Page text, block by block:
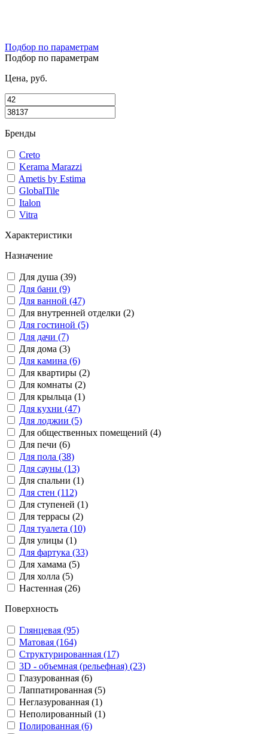
Подбор по параметрам
Подбор по параметрам
Цена, руб.
Бренды
Creto
Kerama Marazzi
Ametis by Estima
GlobalTile
Italon
Vitra
Характеристики
Назначение
Для душа (39)
Для бани (9)
Для ванной (47)
Для внутренней отделки (2)
Для гостиной (5)
Для дачи (7)
Для дома (3)
Для камина (6)
Для квартиры (2)
Для комнаты (2)
Для крыльца (1)
Для кухни (47)
Для лоджии (5)
Для общественных помещений (4)
Для печи (6)
Для пола (38)
Для сауны (13)
Для спальни (1)
Для стен (112)
Для ступеней (1)
Для террасы (2)
Для туалета (10)
Для улицы (1)
Для фартука (33)
Для хамама (5)
Для холла (5)
Настенная (26)
Поверхность
Глянцевая (95)
Матовая (164)
Структурированная (17)
3D - объемная (рельефная) (23)
Глазурованная (6)
Лаппатированная (5)
Неглазурованная (1)
Неполированный (1)
Полированная (6)